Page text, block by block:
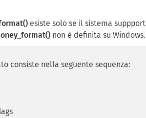
esiste solo se il sistema
non è definita su Windows.
consiste nella seguente sequenza: